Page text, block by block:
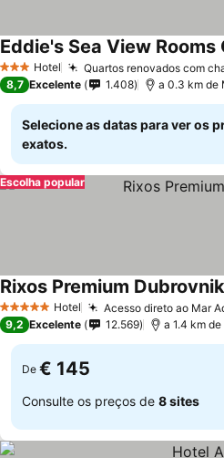
3 EstrelasHotel Quartos renovados com
Eddie's Sea View Rooms
8,7 Excelente 1.408 a 0.3 km de
Selecione as datas para ver os
exatos.
Escolha popular
5 Estrelas Hotel Acesso direto ao Mar
Rixos Premium Dubrovnik
9,2 Excelente 12.569 a 1.4 km
De € 145
Consulte os preços de 8 sites